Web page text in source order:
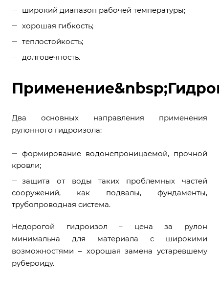
широкий диапазон рабочей температуры;
хорошая гибкость;
теплостойкость;
долговечность.
Два основных направления применения
рулонного гидроизола:
формирование водонепроницаемой, прочной
кровли;
защита от воды таких проблемных частей
сооружений, как подвалы, фундаменты,
трубопроводная система.
Недорогой гидроизол – цена за рулон
минимальна для материала с широкими
возможностями – хорошая замена устаревшему
рубероиду.